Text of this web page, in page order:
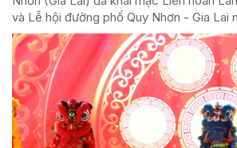
và Lễ hội đường phố Quy Nhơn - Gia Lai